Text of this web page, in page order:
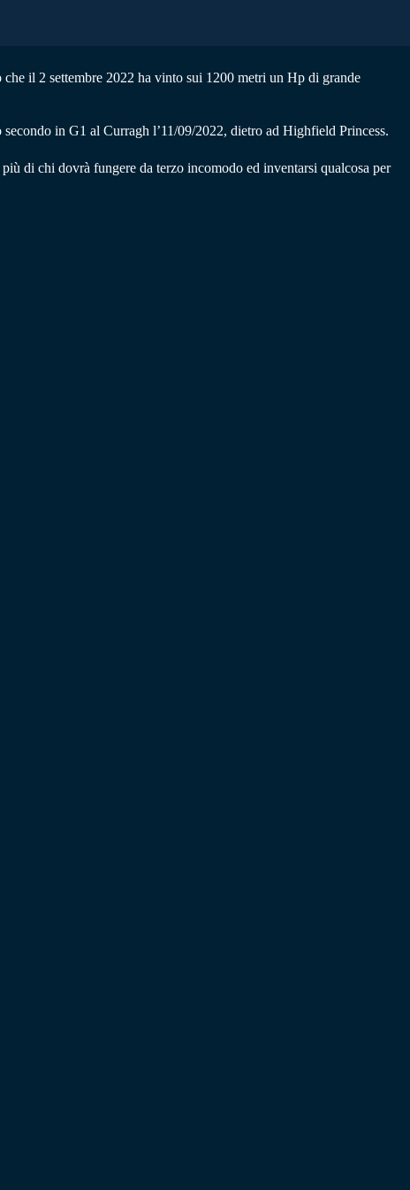
il 2 settembre 2022 ha vinto sui 1200 metri un Hp di grande
in G1 al Curragh l’11/09/2022, dietro ad Highfield Princess.
di chi dovrà fungere da terzo incomodo ed inventarsi qualcosa per